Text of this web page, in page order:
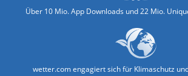
Über 10 Mio. App Downloads und 22 Mio.
wetter.com engagiert sich für Klimaschutz